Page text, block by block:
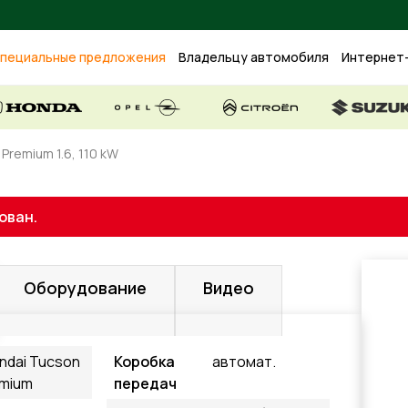
предложения Владельцу автомобиля
1.6, 110 kW
Оборудование Видео
Tucson
Коробка
передач
автомат.